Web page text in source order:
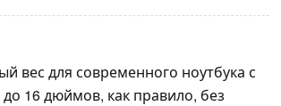
вес для современного ноутбука с
16 дюймов, как правило, без